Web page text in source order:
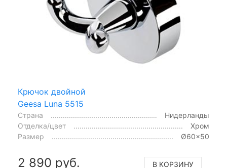
Крючок двойной
Geesa Luna 5515
Страна
Нидерланды
Отделка/цвет
Хром
Размер
Ø60x50
2 890 руб. В КОРЗИНУ